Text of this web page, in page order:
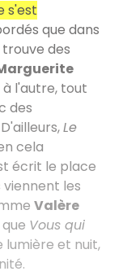
s'est
que dans
des
l'autre, tout
des
Le
cela
écrit le place
les
Valère
Vous qui
lumière et nuit,